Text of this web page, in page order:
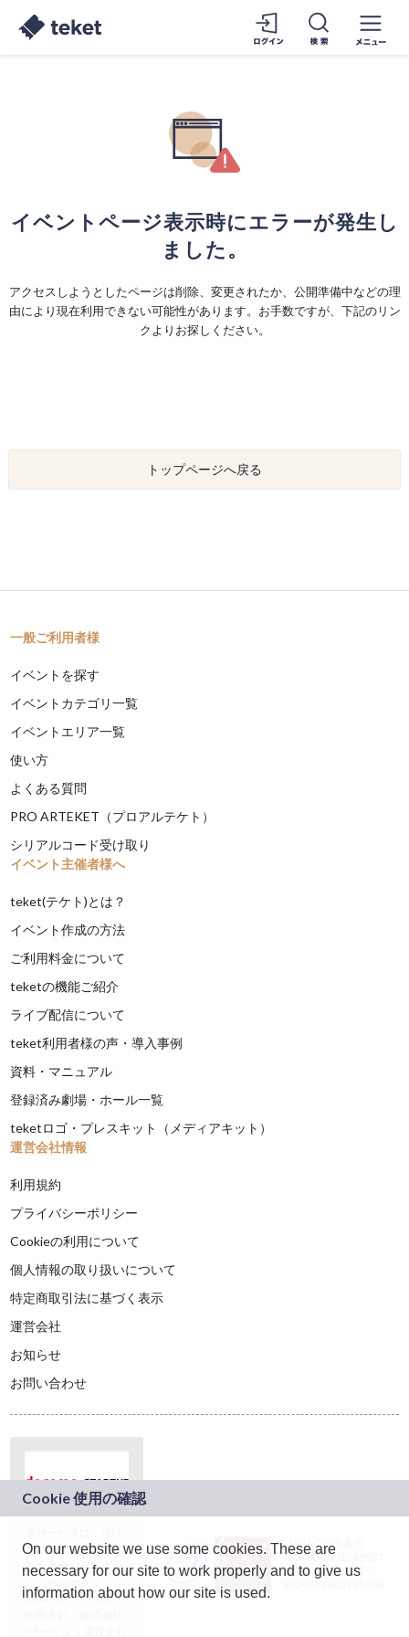
イベントページ表示時にエラーが発生し
ました。
アクセスしようとしたページは削除、変更されたか、公開準備中などの理
由により現在利用できない可能性があります。お手数ですが、下記のリン
クよりお探しください。
トップページへ戻る
一般ご利用者様
イベントを探す
イベントカテゴリ一覧
イベントエリア一覧
使い方
よくある質問
PRO ARTEKET（プロアルテケト）
シリアルコード受け取り
イベント主催者様へ
teket(テケト)とは？
イベント作成の方法
ご利用料金について
teketの機能ご紹介
ライブ配信について
teket利用者様の声・導入事例
資料・マニュアル
登録済み劇場・ホール一覧
teketロゴ・プレスキット（メディアキット）
運営会社情報
利用規約
プライバシーポリシー
Cookieの利用について
個人情報の取り扱いについて
特定商取引法に基づく表示
運営会社
お知らせ
お問い合わせ
ドコモグループの新
規事業創出プログラ
ム「docomo
STARTUP」を通じて
JASRAC許諾番号：
9024936001Y45037
JASRAC許諾番号：
On our website we use some cookies. These are
necessary for our site to work properly and to give us
information about how our site is used.